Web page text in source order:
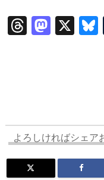
T
s
M
o
n
X
よろしければシェア